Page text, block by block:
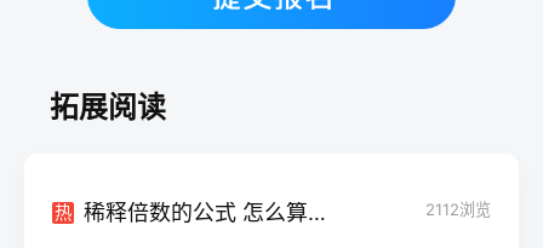
拓展阅读
热 稀释倍数的公式 怎么算公式 2112浏览